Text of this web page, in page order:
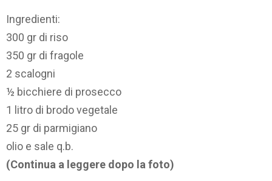
Ingredienti:
300 gr di riso
350 gr di fragole
2 scalogni
½ bicchiere di prosecco
1 litro di brodo vegetale
25 gr di parmigiano
olio e sale q.b.
(Continua a leggere dopo la foto)